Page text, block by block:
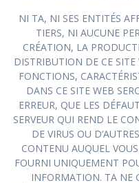
NI TA, NI SES ENTITÉS
TIERS, NI AUCUNE
CRÉATION, LA
DISTRIBUTION DE CE
FONCTIONS,
DANS CE SITE WEB
ERREUR, QUE LES
SERVEUR QUI REND LE
DE VIRUS OU
CONTENU AUQUEL
FOURNI UNIQUEMENT
INFORMATION. TA NE